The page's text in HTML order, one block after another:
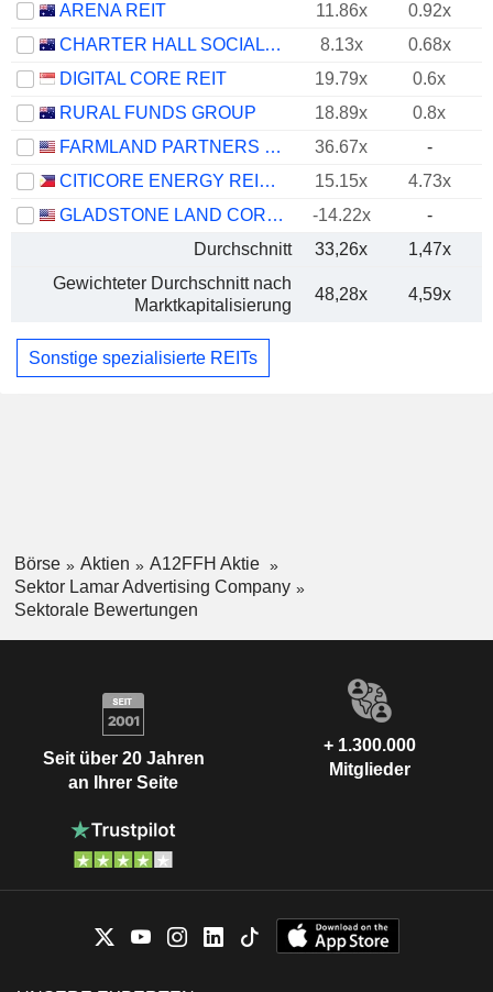
ARENA REIT
11.86x
0.92x
CHARTER HALL SOCIAL INFRASTRUCTURE REIT
8.13x
0.68x
DIGITAL CORE REIT
19.79x
0.6x
RURAL FUNDS GROUP
18.89x
0.8x
FARMLAND PARTNERS INC.
36.67x
-
CITICORE ENERGY REIT CORP.
15.15x
4.73x
GLADSTONE LAND CORPORATION
-14.22x
-
Durchschnitt
33,26x
1,47x
Gewichteter Durchschnitt nach
Marktkapitalisierung
48,28x 4,59x
Sonstige spezialisierte REITs
Börse Aktien
A12FFH Aktie
Sektor Lamar Advertising Company
Sektorale Bewertungen
Seit über 20 Jahren
an Ihrer Seite
+ 1.300.000
Mitglieder